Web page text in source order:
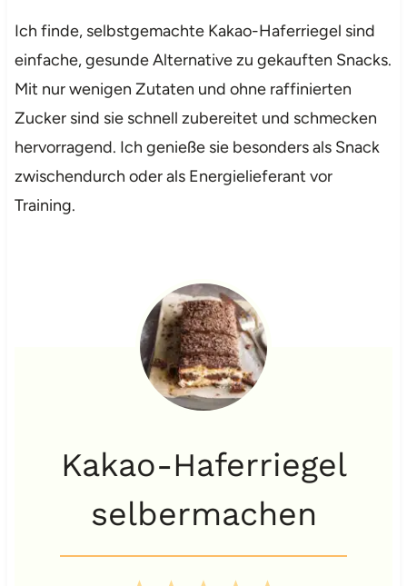
Ich finde, selbstgemachte Kakao-Haferriegel sind
einfache, gesunde Alternative zu gekauften Snacks.
Mit nur wenigen Zutaten und ohne raffinierten
Zucker sind sie schnell zubereitet und schmecken
hervorragend. Ich genieße sie besonders als Snack
zwischendurch oder als Energielieferant vor
Training.
Kakao-Haferriegel
selbermachen